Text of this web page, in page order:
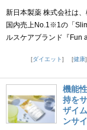
新日本製薬 株式会社は
国内売上No.1※1の「
ルスケアブランド『
ダイエット
健康
機能
持を
ザイ
ンサ